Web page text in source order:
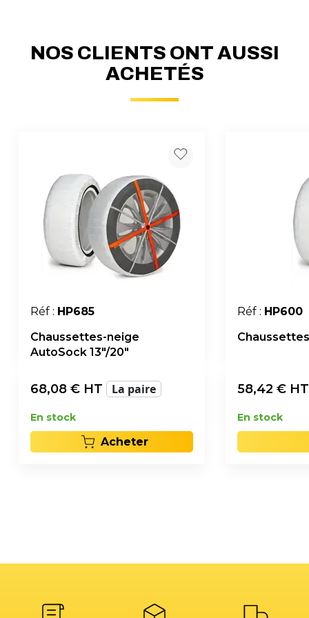
NOS CLIENTS ONT AUSSI
ACHETÉS
Réf : HP685
Chaussettes-neige
AutoSock 13"/20"
68,08 € HT La paire
En stock
Acheter
Réf : HP600
58,42 €
En stock